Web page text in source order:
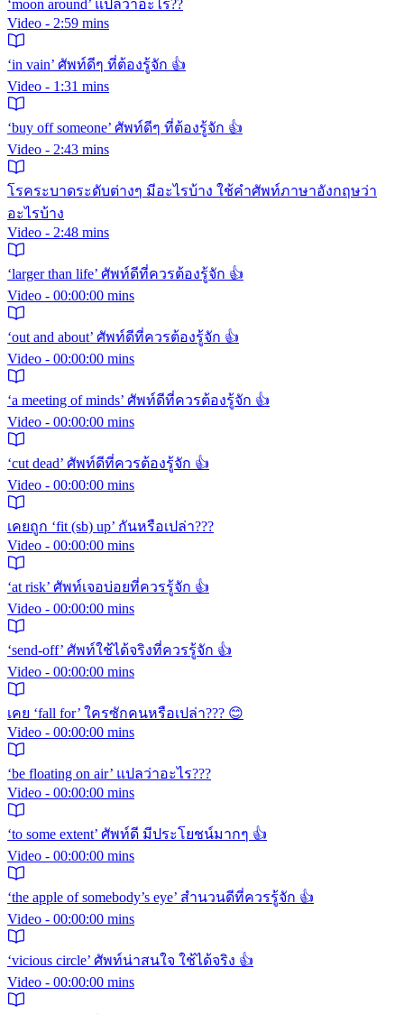
‘moon around’ แปลว่าอะไร??
Video - 2:59 mins
‘in vain’ ศัพท์ดีๆ ที่ต้องรู้จัก 👍
Video - 1:31 mins
‘buy off someone’ ศัพท์ดีๆ ที่ต้องรู้จัก 👍
Video - 2:43 mins
โรคระบาดระดับต่างๆ มีอะไรบ้าง ใช้คำศัพท์ภาษาอังกฤษว่า
อะไรบ้าง
Video - 2:48 mins
‘larger than life’ ศัพท์ดีที่ควรต้องรู้จัก 👍
Video - 00:00:00 mins
‘out and about’ ศัพท์ดีที่ควรต้องรู้จัก 👍
Video - 00:00:00 mins
‘a meeting of minds’ ศัพท์ดีที่ควรต้องรู้จัก 👍
Video - 00:00:00 mins
‘cut dead’ ศัพท์ดีที่ควรต้องรู้จัก 👍
Video - 00:00:00 mins
เคยถูก ‘fit (sb) up’ กันหรือเปล่า???
Video - 00:00:00 mins
‘at risk’ ศัพท์เจอบ่อยที่ควรรู้จัก 👍
Video - 00:00:00 mins
‘send-off’ ศัพท์ใช้ได้จริงที่ควรรู้จัก 👍
Video - 00:00:00 mins
เคย ‘fall for’ ใครซักคนหรือเปล่า??? 😊
Video - 00:00:00 mins
‘be floating on air’ แปลว่าอะไร???
Video - 00:00:00 mins
‘to some extent’ ศัพท์ดี มีประโยชน์มากๆ 👍
Video - 00:00:00 mins
‘the apple of somebody’s eye’ สำนวนดีที่ควรรู้จัก 👍
Video - 00:00:00 mins
‘vicious circle’ ศัพท์น่าสนใจ ใช้ได้จริง 👍
Video - 00:00:00 mins